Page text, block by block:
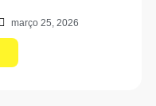
março 25, 2026